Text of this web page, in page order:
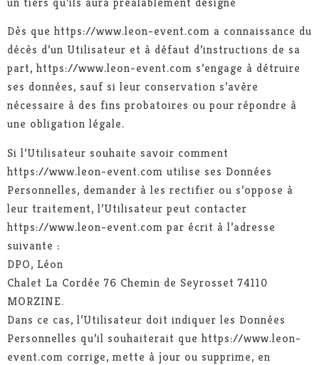
Dès que https://www.leon-event.com a connaissance du
décès d’un Utilisateur et à défaut d’instructions de sa
part, https://www.leon-event.com s’engage à détruire
ses données, sauf si leur conservation s’avère
nécessaire à des fins probatoires ou pour répondre à
une obligation légale.
Si l’Utilisateur souhaite savoir comment
https://www.leon-event.com utilise ses Données
Personnelles, demander à les rectifier ou s’oppose à
leur traitement, l’Utilisateur peut contacter
https://www.leon-event.com par écrit à l’adresse
suivante :
DPO, Léon
Chalet La Cordée 76 Chemin de Seyrosset 74110
MORZINE.
Dans ce cas, l’Utilisateur doit indiquer les Données
Personnelles qu’il souhaiterait que https://www.leon-
event.com corrige, mette à jour ou supprime, en